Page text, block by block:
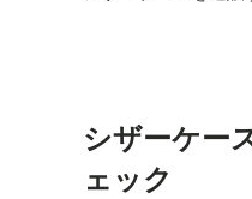
シザーケー
ェック